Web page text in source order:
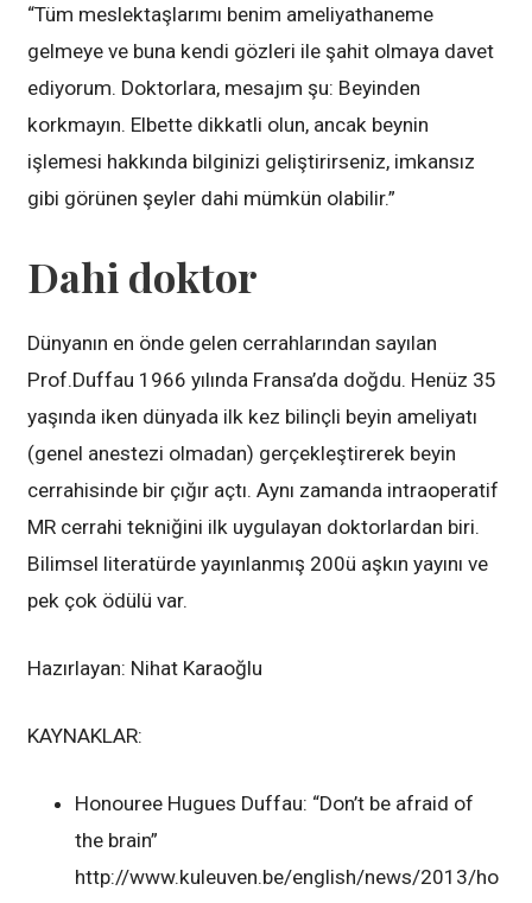
“Tüm meslektaşlarımı benim ameliyathaneme
gelmeye ve buna kendi gözleri ile şahit olmaya davet
ediyorum. Doktorlara, mesajım şu: Beyinden
korkmayın. Elbette dikkatli olun, ancak beynin
işlemesi hakkında bilginizi geliştirirseniz, imkansız
gibi görünen şeyler dahi mümkün olabilir.”
Dahi doktor
Dünyanın en önde gelen cerrahlarından sayılan
Prof.Duffau 1966 yılında Fransa’da doğdu. Henüz 35
yaşında iken dünyada ilk kez bilinçli beyin ameliyatı
(genel anestezi olmadan) gerçekleştirerek beyin
cerrahisinde bir çığır açtı. Aynı zamanda intraoperatif
MR cerrahi tekniğini ilk uygulayan doktorlardan biri.
Bilimsel literatürde yayınlanmış 200ü aşkın yayını ve
pek çok ödülü var.
Hazırlayan: Nihat Karaoğlu
KAYNAKLAR:
Honouree Hugues Duffau: “Don’t be afraid of
the brain”
http://www.kuleuven.be/english/news/2013/ho